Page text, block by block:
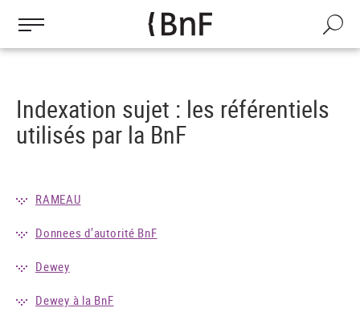
contenu
Recherche
Indexation sujet : les référentiels
utilisés par la BnF
RAMEAU
Donnees d’autorité BnF
Dewey
Dewey à la BnF